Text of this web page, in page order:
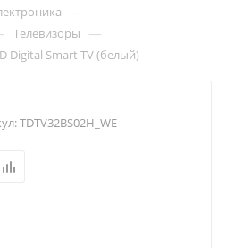
—
Телевизоры —
Digital Smart TV (белый)
TDTV32BS02H_WE